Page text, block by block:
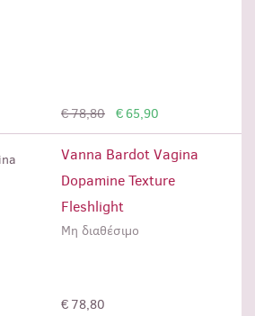
€ 78,80 € 65,90
Vanna Bardot Vagina
Dopamine Texture
Fleshlight
Μη διαθέσιμο
€ 78,80